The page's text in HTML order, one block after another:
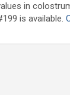
in
is available.